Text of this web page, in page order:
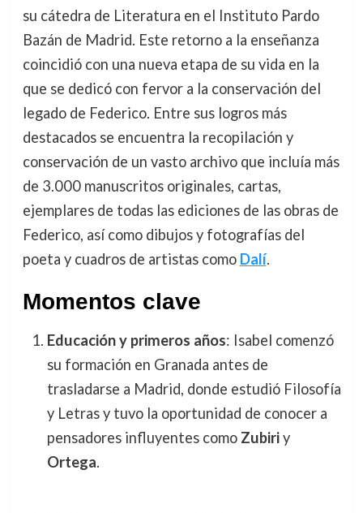
su cátedra de Literatura en el Instituto Pardo
Bazán de Madrid. Este retorno a la enseñanza
coincidió con una nueva etapa de su vida en la
que se dedicó con fervor a la conservación del
legado de Federico. Entre sus logros más
destacados se encuentra la recopilación y
conservación de un vasto archivo que incluía más
de 3.000 manuscritos originales, cartas,
ejemplares de todas las ediciones de las obras de
Federico, así como dibujos y fotografías del
poeta y cuadros de artistas como Dalí.
Momentos clave
Educación y primeros años: Isabel comenzó
su formación en Granada antes de
trasladarse a Madrid, donde estudió Filosofía
y Letras y tuvo la oportunidad de conocer a
pensadores influyentes como Zubiriy
Ortega.